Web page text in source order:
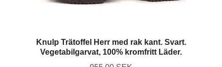
Knulp Trätoffel Herr med rak kant. Svart.
Vegetabilgarvat, 100% kromfritt Läder.